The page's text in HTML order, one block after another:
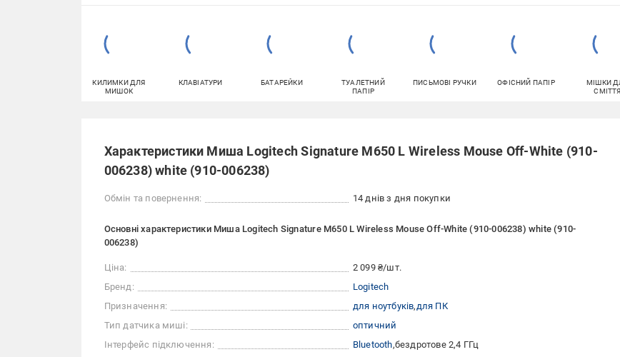
КИЛИМКИ ДЛЯ
МИШОК
КЛАВІАТУРИ БАТАРЕЙКИ
ТУАЛЕТНИЙ
ПАПІР
ПИСЬМОВІ РУЧКИ ОФІСНИЙ ПАПІР
МІШКИ
СМІТТЯ
Характеристики Миша Logitech Signature M650 L Wireless Mouse Off-White (910-
006238) white (910-006238)
Обмін та повернення: 14 днів з дня покупки
Основні характеристики Миша Logitech Signature M650 L Wireless Mouse Off-White (910-006238) white (910-
006238)
Ціна:
2 099 ₴/шт.
Бренд:
Logitech
Призначення:
для ноутбуків для ПК
Тип датчика миші:
оптичний
Інтерфейс підключення:
Bluetooth бездротове 2,4 ГГц